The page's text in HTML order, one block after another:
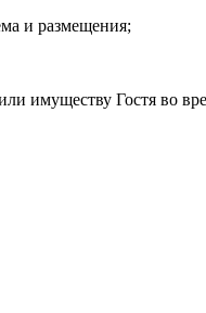
и размещения;
имуществу Гостя во